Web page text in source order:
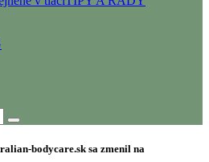
bodycare.sk sa zmenil na